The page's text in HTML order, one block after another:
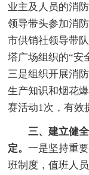
业主及人员的消
领导带头参加消
市供销社领导带
塔广场组织的“安
三是组织开展消
生产知识和烟花
赛活动1次，有效
三、建立健全
定。一是坚持重
班制度，值班人